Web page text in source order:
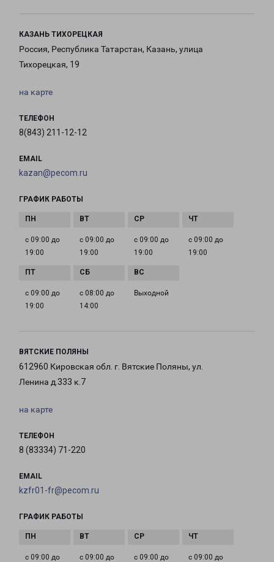
КАЗАНЬ ТИХОРЕЦКАЯ
Россия, Республика Татарстан, Казань, улица
Тихорецкая, 19
на карте
ТЕЛЕФОН
8(843) 211-12-12
EMAIL
kazan@pecom.ru
ГРАФИК РАБОТЫ
с 09:00 до
19:00
с 09:00 до
19:00
с 09:00 до
19:00
с 09:00 до
19:00
с 09:00 до
19:00
с 08:00 до
14:00
Выходной
ВЯТСКИЕ ПОЛЯНЫ
612960 Кировская обл. г. Вятские Поляны, ул.
Ленина д.333 к.7
на карте
ТЕЛЕФОН
8 (83334) 71-220
EMAIL
kzfr01-fr@pecom.ru
ГРАФИК РАБОТЫ
с 09:00 до
с 09:00 до
с 09:00 до
с 09:00 до